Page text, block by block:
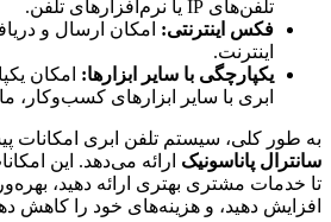
تلفن‌های IP یا نرم‌افزارهای تلفن.
فکس اینترنتی: امکان ارسال و
اینترنت.
یکپارچگی با سایر ابزارها: امکان
ابری با سایر ابزارهای کسب‌وکار،
به طور کلی، سیستم تلفن ابری امکانات
سانترال پاناسونیک ارائه می‌دهد. این
تا خدمات مشتری بهتری ارائه دهید،
افزایش دهید، و هزینه‌های خود را کاهش